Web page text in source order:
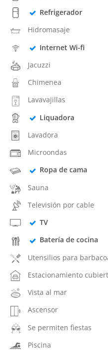
Refrigerador
Hidromasaje
Internet Wi-fi
Jacuzzi
Chimenea
Lavavajillas
Liquadora
Lavadora
Microondas
Ropa de cama
Sauna
Televisión por cable
TV
Batería de cocina
Utensilios para
Estacionamiento
Vista al mar
Ascensor
Se permiten fiestas
Piscina